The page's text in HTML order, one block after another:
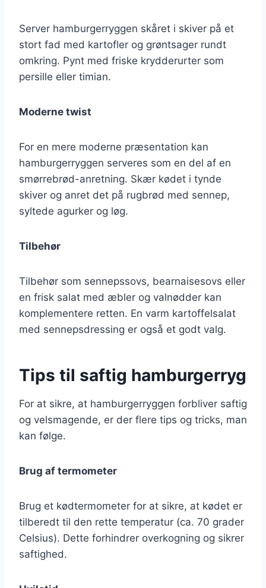
Server hamburgerryggen skåret i skiver på et
stort fad med kartofler og grøntsager rundt
omkring. Pynt med friske krydderurter som
persille eller timian.
Moderne twist
For en mere moderne præsentation kan
hamburgerryggen serveres som en del af en
smørrebrød-anretning. Skær kødet i tynde
skiver og anret det på rugbrød med sennep,
syltede agurker og løg.
Tilbehør
Tilbehør som sennepssovs, bearnaisesovs eller
en frisk salat med æbler og valnødder kan
komplementere retten. En varm kartoffelsalat
med sennepsdressing er også et godt valg.
Tips til saftig hamburgerryg
For at sikre, at hamburgerryggen forbliver saftig
og velsmagende, er der flere tips og tricks, man
kan følge.
Brug af termometer
Brug et kødtermometer for at sikre, at kødet er
tilberedt til den rette temperatur (ca. 70 grader
Celsius). Dette forhindrer overkogning og sikrer
saftighed.